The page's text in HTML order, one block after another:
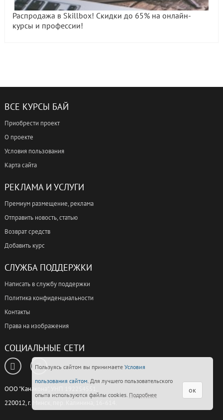
Распродажа в Skillbox! Скидки до 65% на онлайн-
курсы и профессии!
ВСЕ КУРСЫ БАЙ
Приобрести проект
О проекте
Условия пользования
Карта сайта
РЕКЛАМА И УСЛУГИ
Премиум размещение, реклама
Отправить новость, статью
Возврат средств
Добавить курс
СЛУЖБА ПОДДЕРЖКИ
Написать в службу поддержки
Политика конфиденциальности
Контакты
Права на изображения
СОЦИАЛЬНЫЕ СЕТИ
ООО "Канакона", УНП 192254551,
220012, г. Минск, пер. Калинина, 16-614.
Пользуясь сайтом вы принимаете Условия
пользования сайтом. Для лучшего пользовательского
опыта используются файлы cookies. Подробнее
ок